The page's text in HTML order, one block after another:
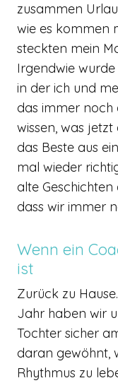
zusammen
wie es kommen
steckten mein
Irgendwie
in der ich und
das immer noch
wissen, was
das Beste aus
mal wieder
alte
dass wir immer
Wenn ein
ist
Zurück zu
Jahr haben wir
Tochter sicher
daran gewöhnt,
Rhythmus zu